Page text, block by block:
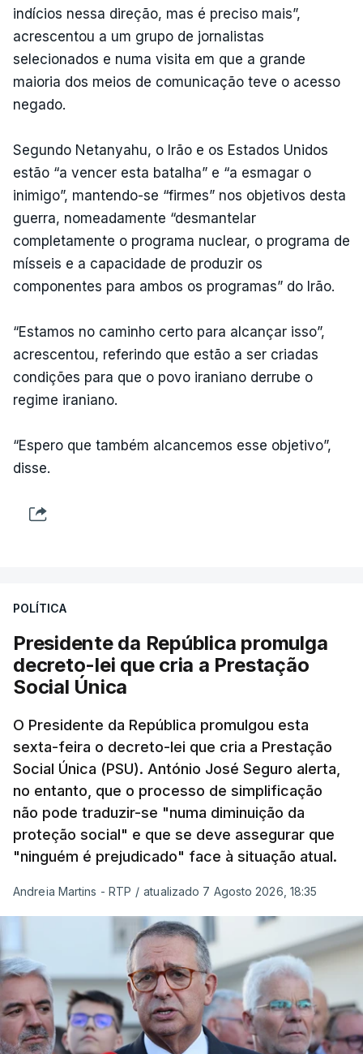
indícios nessa direção, mas é preciso mais”,
acrescentou a um grupo de jornalistas
selecionados e numa visita em que a grande
maioria dos meios de comunicação teve o acesso
negado.
Segundo Netanyahu, o Irão e os Estados Unidos
estão “a vencer esta batalha” e “a esmagar o
inimigo”, mantendo-se “firmes” nos objetivos desta
guerra, nomeadamente “desmantelar
completamente o programa nuclear, o programa de
mísseis e a capacidade de produzir os
componentes para ambos os programas” do Irão.
“Estamos no caminho certo para alcançar isso”,
acrescentou, referindo que estão a ser criadas
condições para que o povo iraniano derrube o
regime iraniano.
“Espero que também alcancemos esse objetivo”,
disse.
POLÍTICA
Presidente da República promulga
decreto-lei que cria a Prestação
Social Única
O Presidente da República promulgou esta
sexta-feira o decreto-lei que cria a Prestação
Social Única (PSU). António José Seguro alerta,
no entanto, que o processo de simplificação
não pode traduzir-se "numa diminuição da
proteção social" e que se deve assegurar que
"ninguém é prejudicado" face à situação atual.
Andreia Martins - RTP / atualizado 7 Agosto 2026, 18:35